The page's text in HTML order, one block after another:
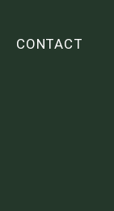
CONTACT